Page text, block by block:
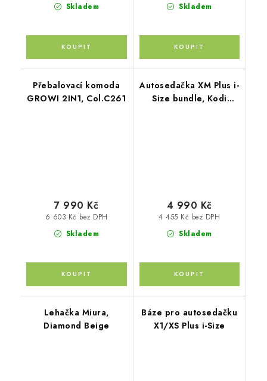
Skladem Skladem
Přebalovací komoda
GROWI 2IN1, Col.C261
Skladem
6 603 Kč bez DPH
7 990 Kč
Autosedačka XM Plus i-
Size bundle, Kodi
Skladem
4 455 Kč bez DPH
4 990 Kč
Lehačka Miura,
Diamond Beige
Báze pro autosedačku
X1/XS Plus i-Size